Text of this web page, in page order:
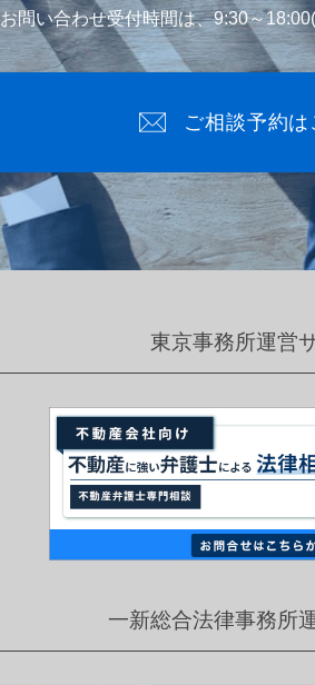
お問い合わせ受付時間は、9:30～
ご相談予約は
東京事務所運営
一新総合法律事務所